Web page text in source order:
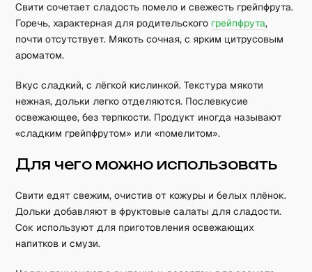
Свити сочетает сладость помело и свежесть грейпфрута.
Горечь, характерная для родительского грейпфрута,
почти отсутствует. Мякоть сочная, с ярким цитрусовым
ароматом.
Вкус сладкий, с лёгкой кислинкой. Текстура мякоти
нежная, дольки легко отделяются. Послевкусие
освежающее, без терпкости. Продукт иногда называют
«сладким грейпфрутом» или «помелитом».
Для чего можно использовать
Свити едят свежим, очистив от кожуры и белых плёнок.
Дольки добавляют в фруктовые салаты для сладости.
Сок используют для приготовления освежающих
напитков и смузи.